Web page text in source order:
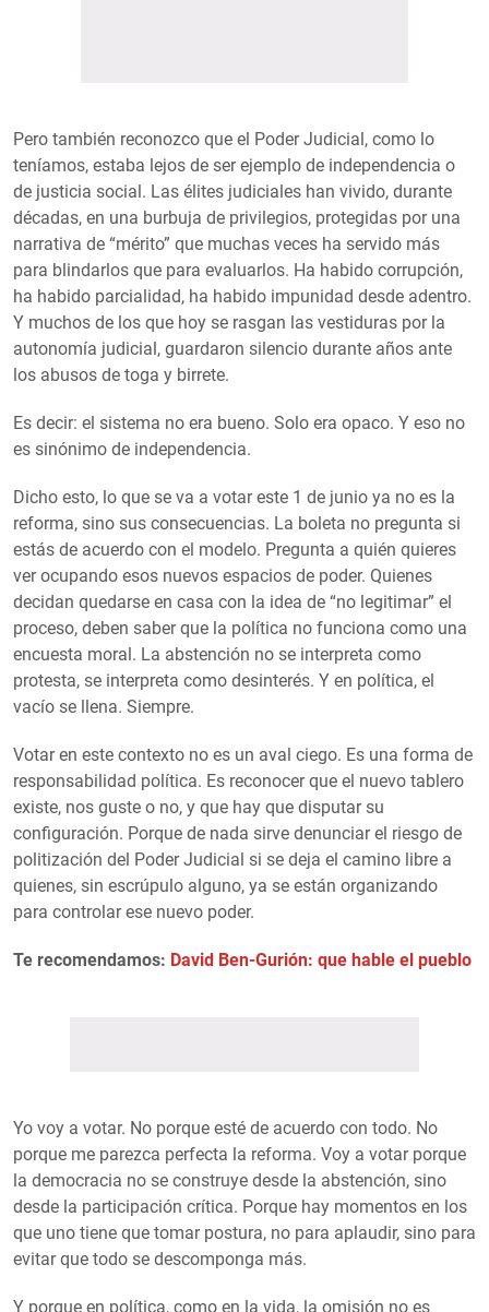
Pero también reconozco que el Poder Judicial, como lo
teníamos, estaba lejos de ser ejemplo de independencia o
de justicia social. Las élites judiciales han vivido, durante
décadas, en una burbuja de privilegios, protegidas por una
narrativa de “mérito” que muchas veces ha servido más
para blindarlos que para evaluarlos. Ha habido corrupción,
ha habido parcialidad, ha habido impunidad desde adentro.
Y muchos de los que hoy se rasgan las vestiduras por la
autonomía judicial, guardaron silencio durante años ante
los abusos de toga y birrete.
Es decir: el sistema no era bueno. Solo era opaco. Y eso no
es sinónimo de independencia.
Dicho esto, lo que se va a votar este 1 de junio ya no es la
reforma, sino sus consecuencias. La boleta no pregunta si
estás de acuerdo con el modelo. Pregunta a quién quieres
ver ocupando esos nuevos espacios de poder. Quienes
decidan quedarse en casa con la idea de “no legitimar” el
proceso, deben saber que la política no funciona como una
encuesta moral. La abstención no se interpreta como
protesta, se interpreta como desinterés. Y en política, el
vacío se llena. Siempre.
Votar en este contexto no es un aval ciego. Es una forma de
responsabilidad política. Es reconocer que el nuevo tablero
existe, nos guste o no, y que hay que disputar su
configuración. Porque de nada sirve denunciar el riesgo de
politización del Poder Judicial si se deja el camino libre a
quienes, sin escrúpulo alguno, ya se están organizando
para controlar ese nuevo poder.
Te recomendamos: David Ben-Gurión: que hable el pueblo
Yo voy a votar. No porque esté de acuerdo con todo. No
porque me parezca perfecta la reforma. Voy a votar porque
la democracia no se construye desde la abstención, sino
desde la participación crítica. Porque hay momentos en los
que uno tiene que tomar postura, no para aplaudir, sino para
evitar que todo se descomponga más.
Y porque en política, como en la vida, la omisión no es